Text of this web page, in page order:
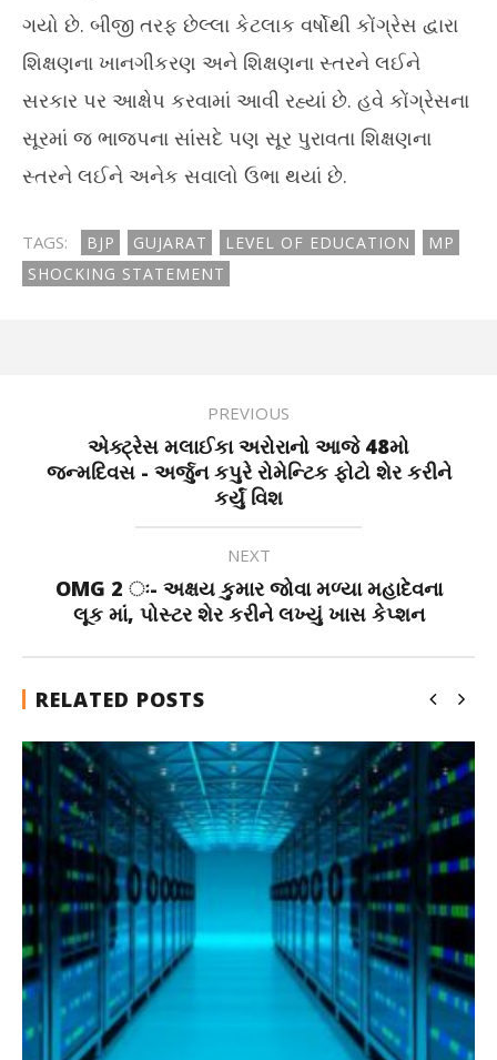
ગયો છે. બીજી તરફ છેલ્લા કેટલાક વર્ષોથી કોંગ્રેસ દ્વારા
શિક્ષણના ખાનગીકરણ અને શિક્ષણના સ્તરને લઈને
સરકાર પર આક્ષેપ કરવામાં આવી રહ્યાં છે. હવે કોંગ્રેસના
સૂરમાં જ ભાજપના સાંસદે પણ સૂર પુરાવતા શિક્ષણના
સ્તરને લઈને અનેક સવાલો ઉભા થયાં છે.
TAGS: BJP GUJARAT LEVEL OF EDUCATION
MP
SHOCKING STATEMENT
PREVIOUS
એક્ટ્રેસ મલાઈકા અરોરાનો આજે 48મો
જન્મદિવસ - અર્જુન કપુરે રોમેન્ટિક ફોટો શેર કરીને
કર્યું વિશ
NEXT
OMG 2 ઃ- અક્ષય કુમાર જોવા મળ્યા મહાદેવના
લૂક માં, પોસ્ટર શેર કરીને લખ્યું ખાસ કેપ્શન
RELATED POSTS